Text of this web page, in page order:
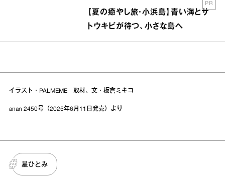
【夏の癒やし旅・小浜島】青い海とサ
トウキビが待つ、小さな島へ
PR
イラスト・PALMEME 取材、文・板倉ミキコ
anan 2450号（2025年6月11日発売）より
星ひとみ